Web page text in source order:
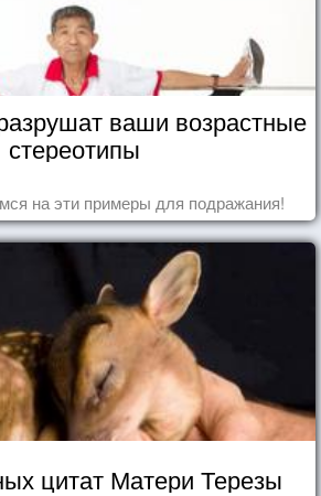
ваши возрастные
стереотипы
на эти примеры для подражания!
цитат Матери Терезы